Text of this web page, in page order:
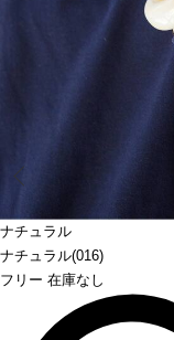
ナチュラル
ナチュラル(016)
フリー 在庫なし